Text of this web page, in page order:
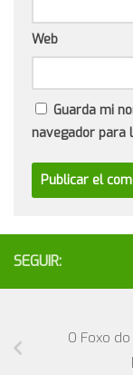
Web
Guarda mi
navegador para
SEGUIR:
O Foxo